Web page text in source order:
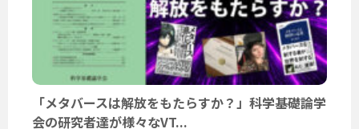
「メタバースは解放をもたらすか？」科学基礎論学
会の研究者達が様々なVT...